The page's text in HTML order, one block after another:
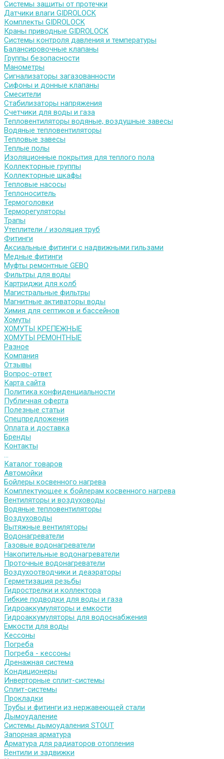
Системы защиты от протечки
Датчики влаги GIDROLOCK
Комплекты GIDROLOCK
Краны приводные GIDROLOCK
Системы контроля давления и температуры
Балансировочные клапаны
Группы безопасности
Манометры
Сигнализаторы загазованности
Сифоны и донные клапаны
Смесители
Стабилизаторы напряжения
Счетчики для воды и газа
Тепловентиляторы водяные, воздушные завесы
Водяные тепловентиляторы
Тепловые завесы
Теплые полы
Изоляционные покрытия для теплого пола
Коллекторные группы
Коллекторные шкафы
Тепловые насосы
Теплоноситель
Термоголовки
Терморегуляторы
Трапы
Утеплители / изоляция труб
Фитинги
Аксиальные фитинги с надвижными гильзами
Медные фитинги
Муфты ремонтные GEBO
Фильтры для воды
Картриджи для колб
Магистральные фильтры
Магнитные активаторы воды
Химия для септиков и бассейнов
Хомуты
ХОМУТЫ КРЕПЕЖНЫЕ
ХОМУТЫ РЕМОНТНЫЕ
Разное
Компания
Отзывы
Вопрос-ответ
Карта сайта
Политика конфиденциальности
Публичная оферта
Полезные статьи
Спецпредложения
Оплата и доставка
Бренды
Контакты
...
Каталог товаров
Автомойки
Бойлеры косвенного нагрева
Комплектующее к бойлерам косвенного нагрева
Вентиляторы и воздуховоды
Водяные тепловентиляторы
Воздуховоды
Вытяжные вентиляторы
Водонагреватели
Газовые водонагреватели
Накопительные водонагреватели
Проточные водонагреватели
Воздухоотводчики и деаэраторы
Герметизация резьбы
Гидрострелки и коллектора
Гибкие подводки для воды и газа
Гидроаккумуляторы и емкости
Гидроаккумуляторы для водоснабжения
Емкости для воды
Кессоны
Погреба
Погреба - кессоны
Дренажная система
Кондиционеры
Инверторные сплит-системы
Сплит-системы
Прокладки
Трубы и фитинги из нержавеющей стали
Дымоудаление
Системы дымоудаления STOUT
Запорная арматура
Арматура для радиаторов отопления
Вентили и задвижки